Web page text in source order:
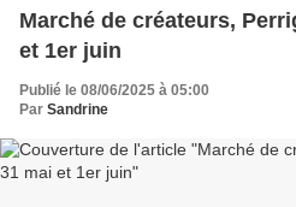
Marché de créateurs,
et 1er juin
Publié le 08/06/2025 à 05:00
Par Sandrine